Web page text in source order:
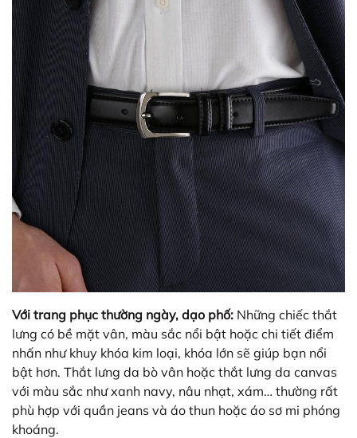
Với trang phục thường ngày, dạo phố: Những chiếc thắt
lưng có bề mặt vân, màu sắc nổi bật hoặc chi tiết điểm
nhấn như khuy khóa kim loại, khóa lớn sẽ giúp bạn nổi
bật hơn. Thắt lưng da bò vân hoặc thắt lưng da canvas
với màu sắc như xanh navy, nâu nhạt, xám… thường rất
phù hợp với quần jeans và áo thun hoặc áo sơ mi phóng
khoáng.